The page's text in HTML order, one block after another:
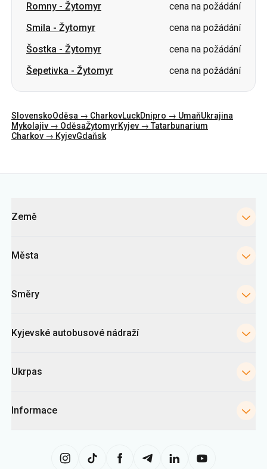
Romny - Žytomyr
cena na požádání
Smila - Žytomyr
cena na požádání
Šostka - Žytomyr
cena na požádání
Šepetivka - Žytomyr cena na požádání
SlovenskoOděsa → CharkovLuckDnipro → UmaňUkrajina
Mykolajiv → OděsaŽytomyrKyjev → Tatarbunarium
Charkov → KyjevGdaňsk
Země
Města
Směry
Kyjevské autobusové nádraží
Ukrpas
Informace